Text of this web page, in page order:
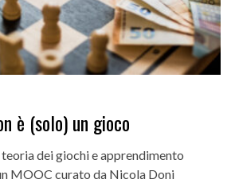
è (solo) un gioco
dei giochi e apprendimento
MOOC curato da Nicola Doni